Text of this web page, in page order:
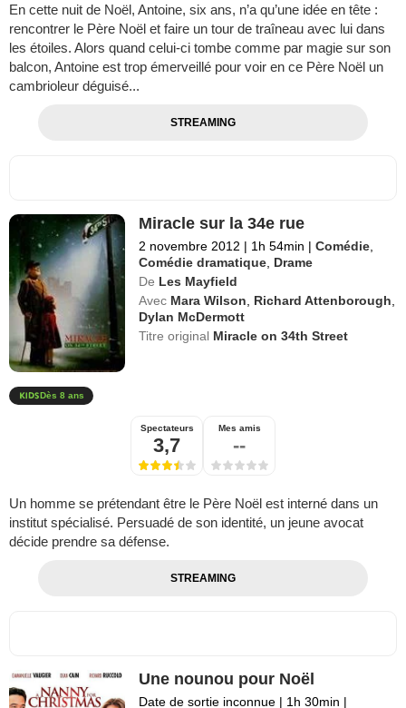
En cette nuit de Noël, Antoine, six ans, n’a qu’une idée en tête :
rencontrer le Père Noël et faire un tour de traîneau avec lui dans
les étoiles. Alors quand celui-ci tombe comme par magie sur son
balcon, Antoine est trop émerveillé pour voir en ce Père Noël un
cambrioleur déguisé...
STREAMING
Miracle sur la 34e rue
2 novembre 2012 | 1h 54min | Comédie
Comédie dramatique Drame
De Les Mayfield
Avec Mara Wilson Richard Attenborough
Dylan McDermott
Titre original Miracle on 34th Street
Dès 8 ans
Spectateurs
3,7
Mes amis
--
Un homme se prétendant être le Père Noël est interné dans un
institut spécialisé. Persuadé de son identité, un jeune avocat
décide prendre sa défense.
STREAMING
Une nounou pour Noël
Date de sortie inconnue | 1h 30min |